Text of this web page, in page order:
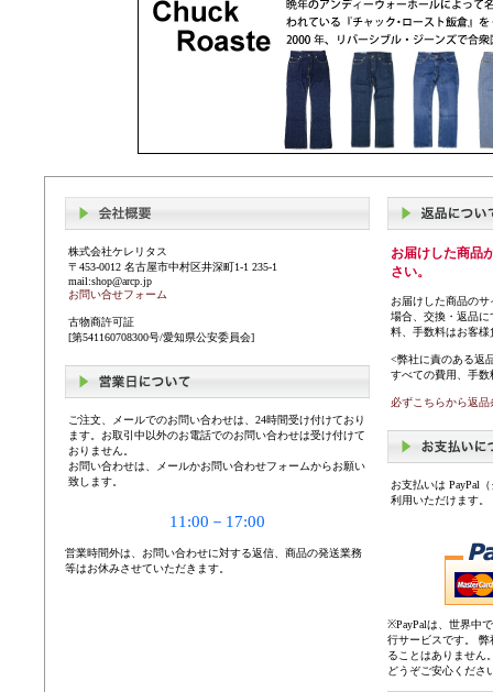
株式会社ケレリタス
〒453-0012 名古屋市中村区井深町1-1 235-1
mail:shop@arcp.jp
お問い合せフォーム
古物商許可証
[第541160708300号/愛知県公安委員会]
ご注文、メールでのお問い合わせは、24時間受け付けており
ます。お取引中以外のお電話でのお問い合わせは受け付けて
おりません。
お問い合わせは、メールかお問い合わせフォームからお願い
致します。
11:00－17:00
営業時間外は、お問い合わせに対する返信、商品の発送業務
等はお休みさせていただきます。
お届けした商品
さい。
お届けした商品の
場合、交換・返品
料、手数料はお客
<弊社に責のある返
すべての費用、手
必ずこちらから返
お支払いは PayPal
利用いただけます。
※PayPalは、世界中
行サービスです。
ることはありません
どうぞご安心くださ